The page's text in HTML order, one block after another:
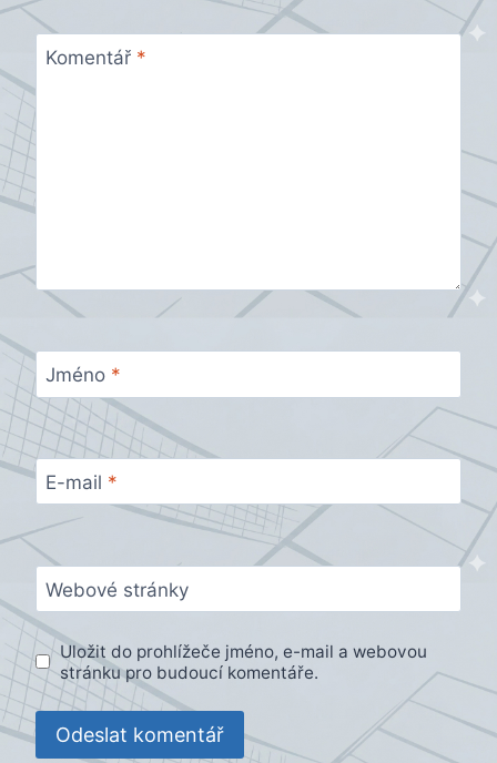
Komentář *
Jméno *
E-mail *
Webové stránky
Uložit do prohlížeče jméno, e-mail a webovou
stránku pro budoucí komentáře.